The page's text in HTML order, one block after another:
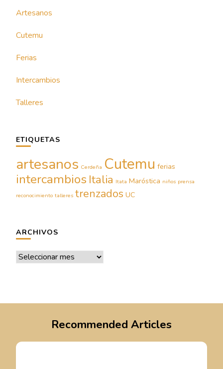
Artesanos
Cutemu
Ferias
Intercambios
Talleres
ETIQUETAS
artesanos Cerdeña Cutemu ferias
intercambios Italia Itata Maróstica niños prensa
reconocimiento talleres trenzados UC
ARCHIVOS
Archivos
Recommended Articles